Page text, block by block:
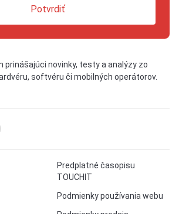
Potvrdiť
prinášajúci novinky, testy a analýzy zo
softvéru či mobilných operátorov.
Predplatné časopisu
TOUCHIT
Podmienky používania webu